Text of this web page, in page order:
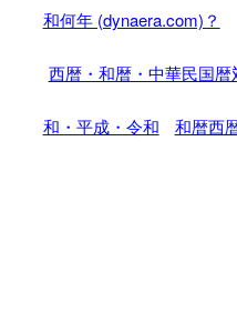
和何年 (dynaera.com)？
西暦・和暦・中華民国暦
和・平成・令和 和暦西